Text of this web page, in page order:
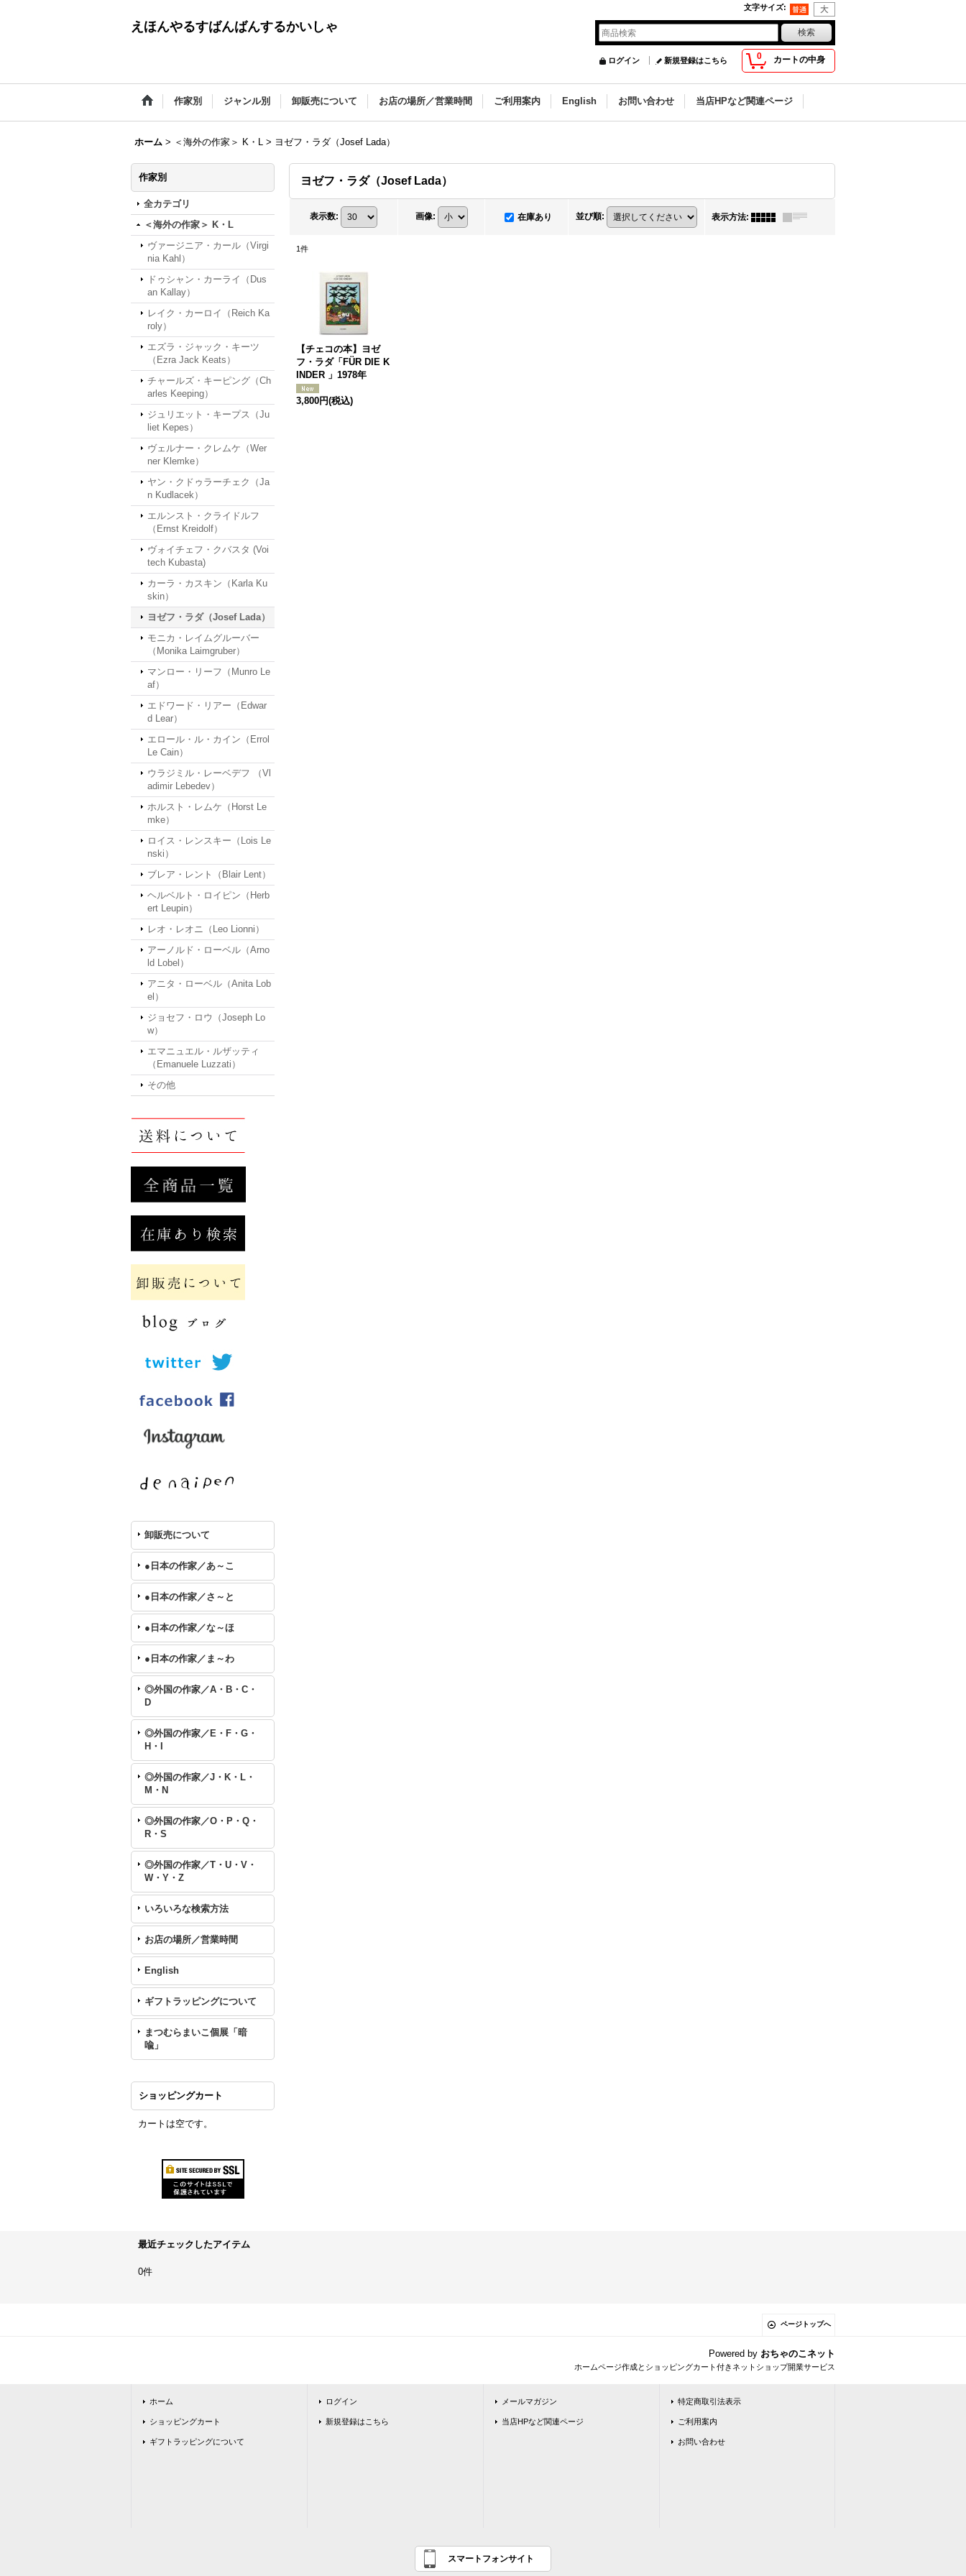
文字サイズ:
えほんやるすばんばんするかいしゃ
0 カートの中身
ログイン 新規登録はこちら
作家別 ジャンル別 卸販売について お店の場所／営業時間 ご利用案内 English お問い合わせ 当店HPなど関連ページ
ホーム > ＜海外の作家＞ K・L > ヨゼフ・ラダ（Josef Lada）
作家別
全カテゴリ
＜海外の作家＞ K・L
ヴァージニア・カール（Virgi
nia Kahl）
ドゥシャン・カーライ（Dus
an Kallay）
レイク・カーロイ（Reich Ka
roly）
エズラ・ジャック・キーツ
（Ezra Jack Keats）
チャールズ・キーピング（Ch
arles Keeping）
ジュリエット・キープス（Ju
liet Kepes）
ヴェルナー・クレムケ（Wer
ner Klemke）
ヤン・クドゥラーチェク（Ja
n Kudlacek）
エルンスト・クライドルフ
（Ernst Kreidolf）
ヴォイチェフ・クバスタ (Voi
tech Kubasta)
カーラ・カスキン（Karla Ku
skin）
ヨゼフ・ラダ（Josef Lada）
モニカ・レイムグルーバー
（Monika Laimgruber）
マンロー・リーフ（Munro Le
af）
エドワード・リアー（Edwar
d Lear）
エロール・ル・カイン（Errol
Le Cain）
ウラジミル・レーベデフ （Vl
adimir Lebedev）
ホルスト・レムケ（Horst Le
mke）
ロイス・レンスキー（Lois Le
nski）
ブレア・レント（Blair Lent）
ヘルベルト・ロイピン（Herb
ert Leupin）
レオ・レオニ（Leo Lionni）
アーノルド・ローベル（Arno
ld Lobel）
アニタ・ローベル（Anita Lob
el）
ジョセフ・ロウ（Joseph Lo
w）
エマニュエル・ルザッティ
（Emanuele Luzzati）
その他
卸販売について
●日本の作家／あ～こ
●日本の作家／さ～と
●日本の作家／な～ほ
●日本の作家／ま～わ
◎外国の作家／A・B・C・
D
◎外国の作家／E・F・G・
H・I
◎外国の作家／J・K・L・
M・N
◎外国の作家／O・P・Q・
R・S
◎外国の作家／T・U・V・
W・Y・Z
いろいろな検索方法
お店の場所／営業時間
English
ギフトラッピングについて
まつむらまいこ個展「暗
喩」
ショッピングカート
カートは空です。
ヨゼフ・ラダ（Josef Lada）
表示数: 画像: 在庫あり 並び順: 表示方法:
1件
【チェコの本】ヨゼ
フ・ラダ「FÜR DIE K
INDER 」1978年
3,800円(税込)
最近チェックしたアイテム
0件
ページトップへ
Powered by おちゃのこネット
ホームページ作成とショッピングカート付きネットショップ開業サービス
ホーム
ショッピングカート
ギフトラッピングについて
ログイン
新規登録はこちら
メールマガジン
当店HPなど関連ページ
特定商取引法表示
ご利用案内
お問い合わせ
スマートフォンサイト